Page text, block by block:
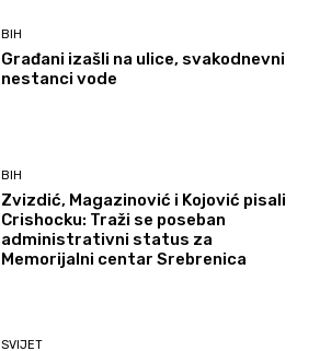
BIH
Građani izašli na ulice, svakodnevni
nestanci vode
BIH
Zvizdić, Magazinović i Kojović pisali
Crishocku: Traži se poseban
administrativni status za
Memorijalni centar Srebrenica
SVIJET